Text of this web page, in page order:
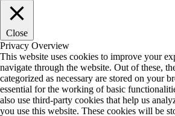
Close
Privacy Overview
This website uses cookies to improve your
navigate through the website. Out of these,
categorized as necessary are stored on your
essential for the working of basic
also use third-party cookies that help us
you use this website. These cookies will be